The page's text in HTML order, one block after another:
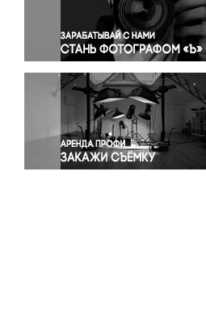
Правосудие
Происшествия и конфликты
Религия
Светская жизнь
Спорт
Экология
Экономика и бизнес